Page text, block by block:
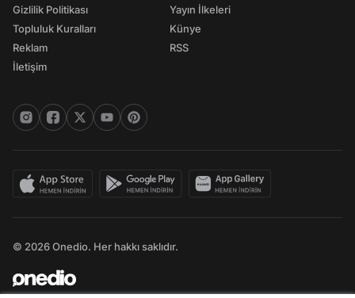
Gizlilik Politikası
Topluluk Kuralları
Reklam
İletişim
Yayın İlkeleri
Künye
RSS
© 2026 Onedio. Her hakkı saklıdır.